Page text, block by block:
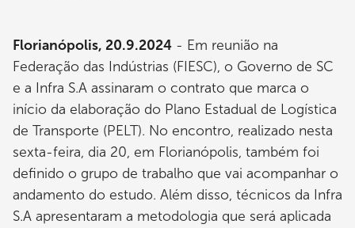
Florianópolis, 20.9.2024 - Em reunião na
Federação das Indústrias (FIESC), o Governo de SC
e a Infra S.A assinaram o contrato que marca o
início da elaboração do Plano Estadual de Logística
de Transporte (PELT). No encontro, realizado nesta
sexta-feira, dia 20, em Florianópolis, também foi
definido o grupo de trabalho que vai acompanhar o
andamento do estudo. Além disso, técnicos da Infra
S.A apresentaram a metodologia que será aplicada